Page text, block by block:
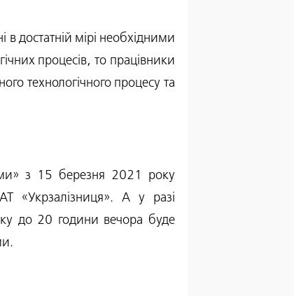
в достатній мірі необхідними
процесів, то працівники
технологічного процесу та
з 15 березня 2021 року
АТ «Укрзалізниця». А у разі
до 20 години вечора буде